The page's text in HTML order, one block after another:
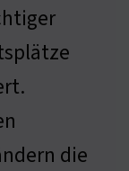
die